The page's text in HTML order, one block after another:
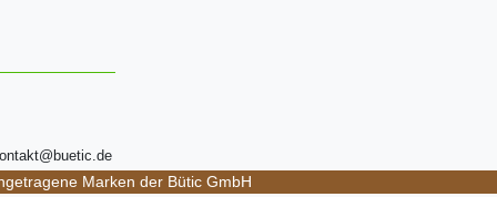
Marken der Bütic GmbH